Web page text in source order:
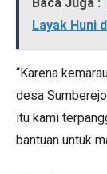
Layak Huni
“Karena
desa
itu kami
bantuan untuk